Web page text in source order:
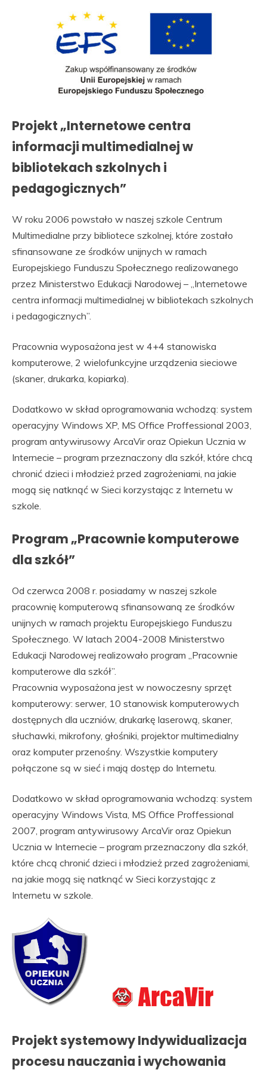
Projekt „Internetowe centra
informacji multimedialnej w
bibliotekach szkolnych i
pedagogicznych”
W roku 2006 powstało w naszej szkole Centrum
Multimedialne przy bibliotece szkolnej, które zostało
sfinansowane ze środków unijnych w ramach
Europejskiego Funduszu Społecznego realizowanego
przez Ministerstwo Edukacji Narodowej – „Internetowe
centra informacji multimedialnej w bibliotekach szkolnych
i pedagogicznych”.
Pracownia wyposażona jest w 4+4 stanowiska
komputerowe, 2 wielofunkcyjne urządzenia sieciowe
(skaner, drukarka, kopiarka).
Dodatkowo w skład oprogramowania wchodzą: system
operacyjny Windows XP, MS Office Proffessional 2003,
program antywirusowy ArcaVir oraz Opiekun Ucznia w
Internecie – program przeznaczony dla szkół, które chcą
chronić dzieci i młodzież przed zagrożeniami, na jakie
mogą się natknąć w Sieci korzystając z Internetu w
szkole.
Program „Pracownie komputerowe
dla szkół”
Od czerwca 2008 r. posiadamy w naszej szkole
pracownię komputerową sfinansowaną ze środków
unijnych w ramach projektu Europejskiego Funduszu
Społecznego. W latach 2004-2008 Ministerstwo
Edukacji Narodowej realizowało program „Pracownie
komputerowe dla szkół”.
Pracownia wyposażona jest w nowoczesny sprzęt
komputerowy: serwer, 10 stanowisk komputerowych
dostępnych dla uczniów, drukarkę laserową, skaner,
słuchawki, mikrofony, głośniki, projektor multimedialny
oraz komputer przenośny. Wszystkie komputery
połączone są w sieć i mają dostęp do Internetu.
Dodatkowo w skład oprogramowania wchodzą: system
operacyjny Windows Vista, MS Office Proffessional
2007, program antywirusowy ArcaVir oraz Opiekun
Ucznia w Internecie – program przeznaczony dla szkół,
które chcą chronić dzieci i młodzież przed zagrożeniami,
na jakie mogą się natknąć w Sieci korzystając z
Internetu w szkole.
Projekt systemowy Indywidualizacja
procesu nauczania i wychowania